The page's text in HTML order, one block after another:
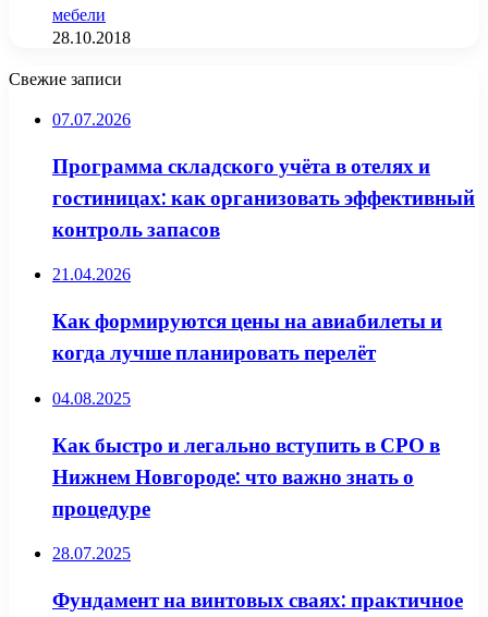
мебели
28.10.2018
Свежие записи
07.07.2026
Программа складского учёта в отелях и
гостиницах: как организовать эффективный
контроль запасов
21.04.2026
Как формируются цены на авиабилеты и
когда лучше планировать перелёт
04.08.2025
Как быстро и легально вступить в СРО в
Нижнем Новгороде: что важно знать о
процедуре
28.07.2025
Фундамент на винтовых сваях: практичное